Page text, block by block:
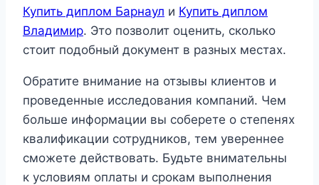
Купить диплом Барнаул и Купить диплом
Владимир. Это позволит оценить, сколько
стоит подобный документ в разных местах.
Обратите внимание на отзывы клиентов и
проведенные исследования компаний. Чем
больше информации вы соберете о степенях
квалификации сотрудников, тем увереннее
сможете действовать. Будьте внимательны
к условиям оплаты и срокам выполнения